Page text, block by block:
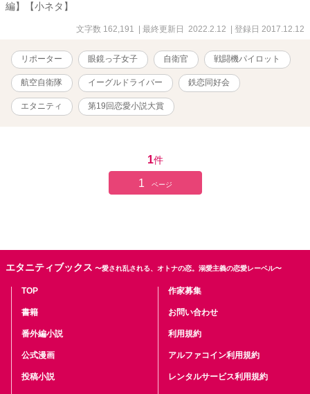
編】【小ネタ】
文字数 162,191 | 最終更新日 2022.2.12 | 登録日 2017.12.12
リポーター 眼鏡っ子女子 自衛官 戦闘機パイロット
航空自衛隊 イーグルドライバー 鉄恋同好会
エタニティ 第19回恋愛小説大賞
1件
1 ページ
エタニティブックス 〜愛され乱される、オトナの恋。溺愛主義の恋愛レーベル〜
TOP
書籍
番外編小説
公式漫画
投稿小説
作家募集
お問い合わせ
利用規約
アルファコイン利用規約
レンタルサービス利用規約